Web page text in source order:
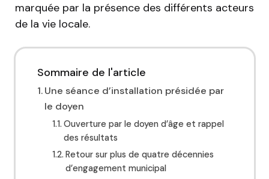
marquée par la présence des différents acteurs
de la vie locale.
Sommaire de l'article
Une séance d’installation présidée par
le doyen
Ouverture par le doyen d’âge et rappel
des résultats
Retour sur plus de quatre décennies
d’engagement municipal